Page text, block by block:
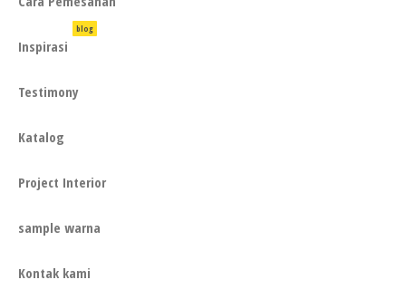
Inspirasi
blog
Testimony
Katalog
Project Interior
sample warna
Kontak kami